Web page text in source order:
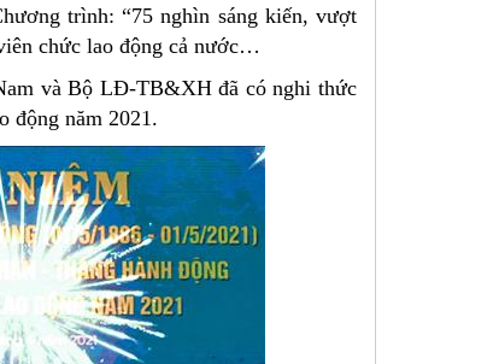
trình: “75 nghìn sáng kiến, vượt
chức lao động cả nước…
và Bộ LĐ-TB&XH đã có nghi thức
động năm 2021.